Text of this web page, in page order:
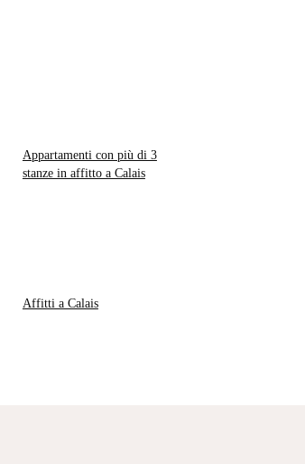
Appartamenti con più di 3
stanze in affitto a Calais
Affitti a Calais